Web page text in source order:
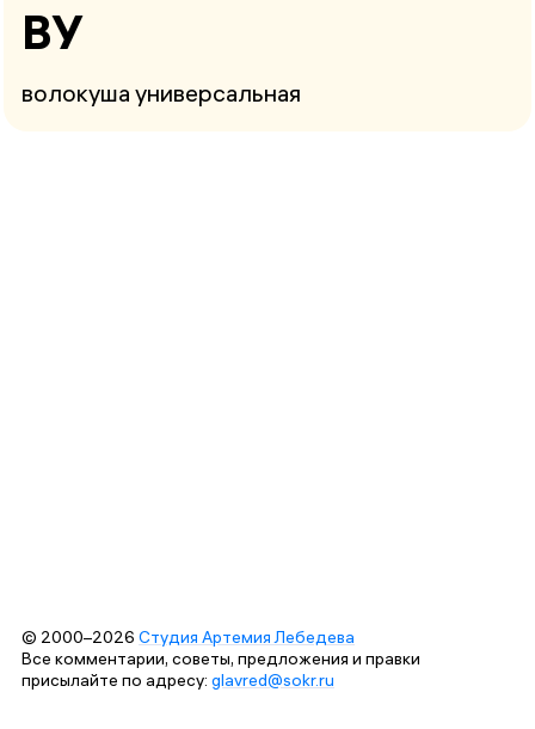
ВУ
волокуша универсальная
© 2000–2026 Студия Артемия Лебедева
Все комментарии, советы, предложения и правки
присылайте по адресу: glavred@sokr.ru